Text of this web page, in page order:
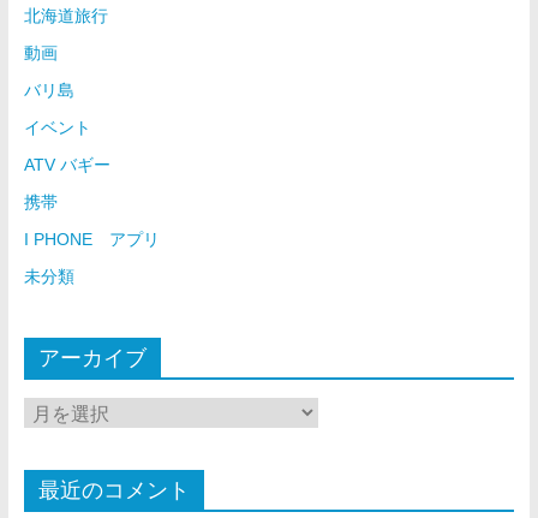
北海道旅行
動画
バリ島
イベント
ATV バギー
携帯
I PHONE アプリ
未分類
アーカイブ
最近のコメント